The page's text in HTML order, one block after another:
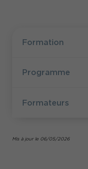
Formation
Programme
Formateurs
Mis à jour le 06/05/2026